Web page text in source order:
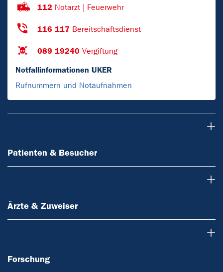
112 Notarzt | Feuerwehr
116 117 Bereitschaftsdienst
089 19240 Vergiftung
Notfallinformationen UKER
Rufnummern und Notaufnahmen
Patienten & Besucher
Ärzte & Zuweiser
Forschung